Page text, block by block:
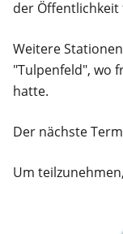
der Öffentlichkeit
Weitere
"Tulpenfeld", wo
hatte.
Der nächste
Um